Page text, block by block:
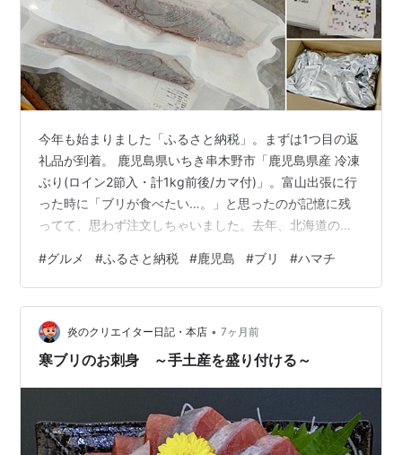
今年も始まりました「ふるさと納税」。まずは1つ目の返
礼品が到着。 鹿児島県いちき串木野市「鹿児島県産 冷凍
ぶり(ロイン2節入・計1kg前後/カマ付)」。富山出張に行
った時に「ブリが食べたい…。」と思ったのが記憶に残
ってて、思わず注文しちゃいました。去年、北海道の
肉もいいけど魚もね。 入っていたのは「養殖ぶり（ハマ
チ）」のロインが2本と…、 「カマ」が1つ。「カマ」は
まぁオマケ程度だったけど、ロインは立派。 ロインは食
べる日の朝に冷蔵庫で解凍し、ブリしゃぶで頂きまし
た。鹿児島県って日本一の養殖ブリ生産地なんですね。
#グルメ #ふるさと納税 #鹿児島 #ブリ #ハマチ
炎のクリエイター日記・本店 • 7ヶ月前
寒ブリのお刺身 ～手土産を盛り付ける～